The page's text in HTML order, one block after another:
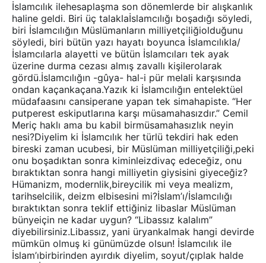
İslamcılık ilehesaplaşma son dönemlerde bir alışkanlık
haline geldi. Biri üç talaklaİslamcılığı boşadığı söyledi,
biri İslamcılığın Müslümanların milliyetçiliğiolduğunu
söyledi, biri bütün yazı hayatı boyunca İslamcılıkla/
İslamcılarla alayetti ve bütün İslamcıları tek ayak
üzerine durma cezası almış zavallı kişilerolarak
gördü.İslamcılığın -gûya- hal-i pür melali karşısında
ondan kaçankaçana.Yazık ki İslamcılığın entelektüel
müdafaasını cansiperane yapan tek simahapiste. “Her
putperest eskiputlarına karşı müsamahasızdır.” Cemil
Meriç haklı ama bu kabil birmüsamahasızlık neyin
nesi?Diyelim ki İslamcılık her türlü tekdiri hak eden
bireski zaman ucubesi, bir Müslüman milliyetçiliği,peki
onu boşadıktan sonra kiminleizdivaç edeceğiz, onu
bıraktıktan sonra hangi milliyetin giysisini giyeceğiz?
Hümanizm, modernlik,bireycilik mi veya mealizm,
tarihselcilik, deizm elbisesini mi?İslam’ı/İslamcılığı
bıraktıktan sonra teklif ettiğiniz libaslar Müslüman
bünyeiçin ne kadar uygun? “Libassız kalalım”
diyebilirsiniz.Libassız, yani üryankalmak hangi devirde
mümkün olmuş ki günümüzde olsun! İslamcılık ile
İslam’ıbirbirinden ayırdık diyelim, soyut/çıplak halde